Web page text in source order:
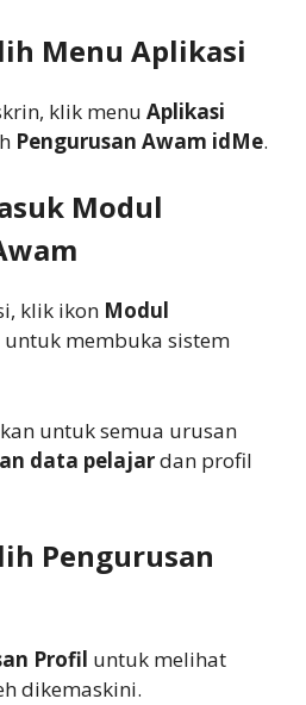
Menu Aplikasi
klik menu Aplikasi
Pengurusan Awam idMe.
Modul
klik ikon Modul
untuk membuka sistem
untuk semua urusan
data pelajardan profil
Pengurusan
Profil untuk melihat
dikemaskini.